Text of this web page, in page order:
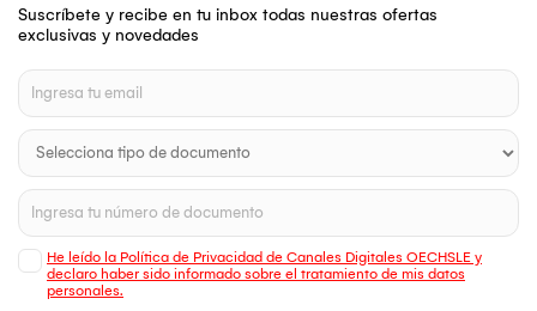
Suscríbete y recibe en tu inbox todas nuestras ofertas
exclusivas y novedades
He leído la Política de Privacidad de Canales Digitales OECHSLE y
declaro haber sido informado sobre el tratamiento de mis datos
personales.